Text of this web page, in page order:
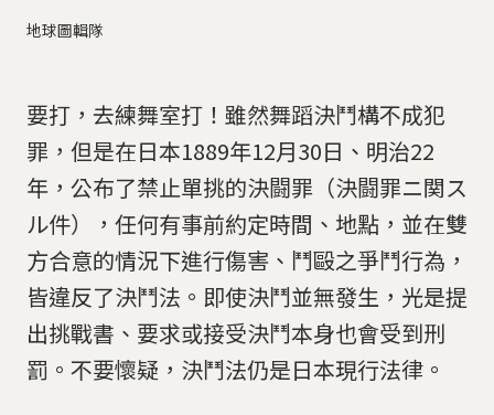
地球圖輯隊
要打，去練舞室打！雖然舞蹈決鬥構不成犯
罪，但是在日本1889年12月30日、明治22
年，公布了禁止單挑的決闘罪（決闘罪ニ関ス
ル件），任何有事前約定時間、地點，並在雙
方合意的情況下進行傷害、鬥毆之爭鬥行為，
皆違反了決鬥法。即使決鬥並無發生，光是提
出挑戰書、要求或接受決鬥本身也會受到刑
罰。不要懷疑，決鬥法仍是日本現行法律。